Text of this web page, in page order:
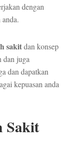
dengan
sakitdan konsep
dan juga
dan dapatkan
kepuasan anda
Sakit